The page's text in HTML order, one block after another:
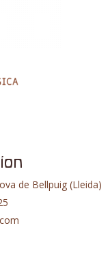
de Bellpuig (Lleida)